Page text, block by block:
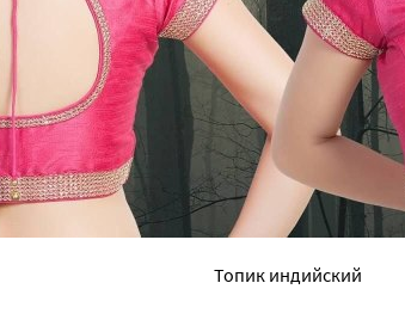
Топик индийский